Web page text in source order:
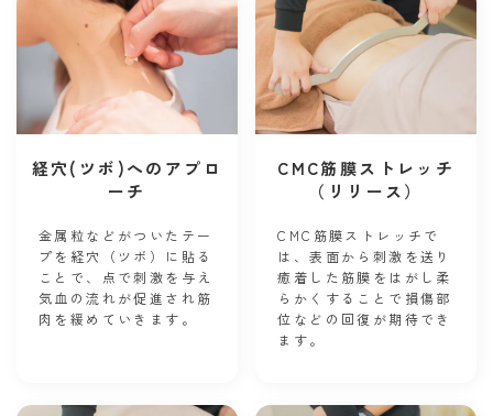
経穴(ツボ)へのアプロ
ーチ
金属粒などがついたテー
プを経穴（ ツボ）に貼る
ことで、点で刺激を与え
気血の流れが促進され筋
肉を緩めていきます。
CMC筋膜ストレッチ
（リリース）
CMC筋膜ストレッチで
は、表面から刺激を送り
癒着した筋膜をはがし柔
らかくすることで損傷部
位などの回復が期待でき
ます。